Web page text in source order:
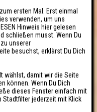
ersten Mal. Erst einmal
verwenden, um uns
Hinweis hier gelesen
schließen musst. Wenn Du
unserer
besuchst, erklärst Du Dich
wählst, damit wir die Seite
können. Wenn Du Dich
dieses Fenster einfach mit
Stadtfilter jederzeit mit Klick